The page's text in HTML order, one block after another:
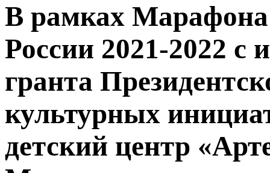
В рамках Марафона
России 2021-2022 с
гранта
культурных
детский центр